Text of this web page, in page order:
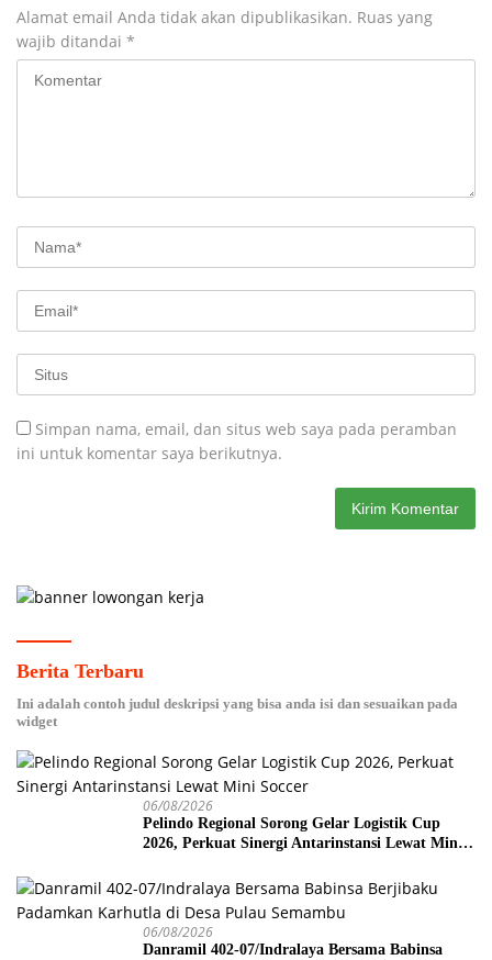
Alamat email Anda tidak akan dipublikasikan. Ruas yang
wajib ditandai *
Simpan nama, email, dan situs web saya pada peramban
ini untuk komentar saya berikutnya.
Berita Terbaru
Ini adalah contoh judul deskripsi yang bisa anda isi dan sesuaikan pada
widget
06/08/2026
Pelindo Regional Sorong Gelar Logistik Cup
2026, Perkuat Sinergi Antarinstansi Lewat Mini
06/08/2026
Danramil 402-07/Indralaya Bersama Babinsa